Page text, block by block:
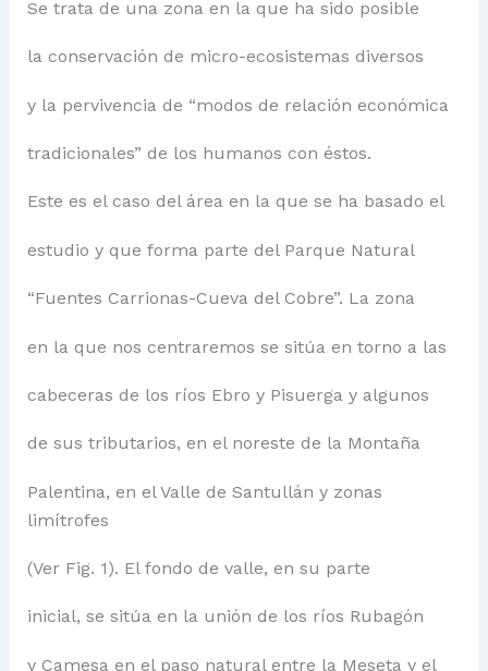
Se trata de una zona en la que ha sido posible
la conservación de micro-ecosistemas diversos
y la pervivencia de “modos de relación económica
tradicionales” de los humanos con éstos.
Este es el caso del área en la que se ha basado el
estudio y que forma parte del Parque Natural
“Fuentes Carrionas-Cueva del Cobre”. La zona
en la que nos centraremos se sitúa en torno a las
cabeceras de los ríos Ebro y Pisuerga y algunos
de sus tributarios, en el noreste de la Montaña
Palentina, en el Valle de Santullán y zonas
limítrofes
(Ver Fig. 1). El fondo de valle, en su parte
inicial, se sitúa en la unión de los ríos Rubagón
y Camesa en el paso natural entre la Meseta y el